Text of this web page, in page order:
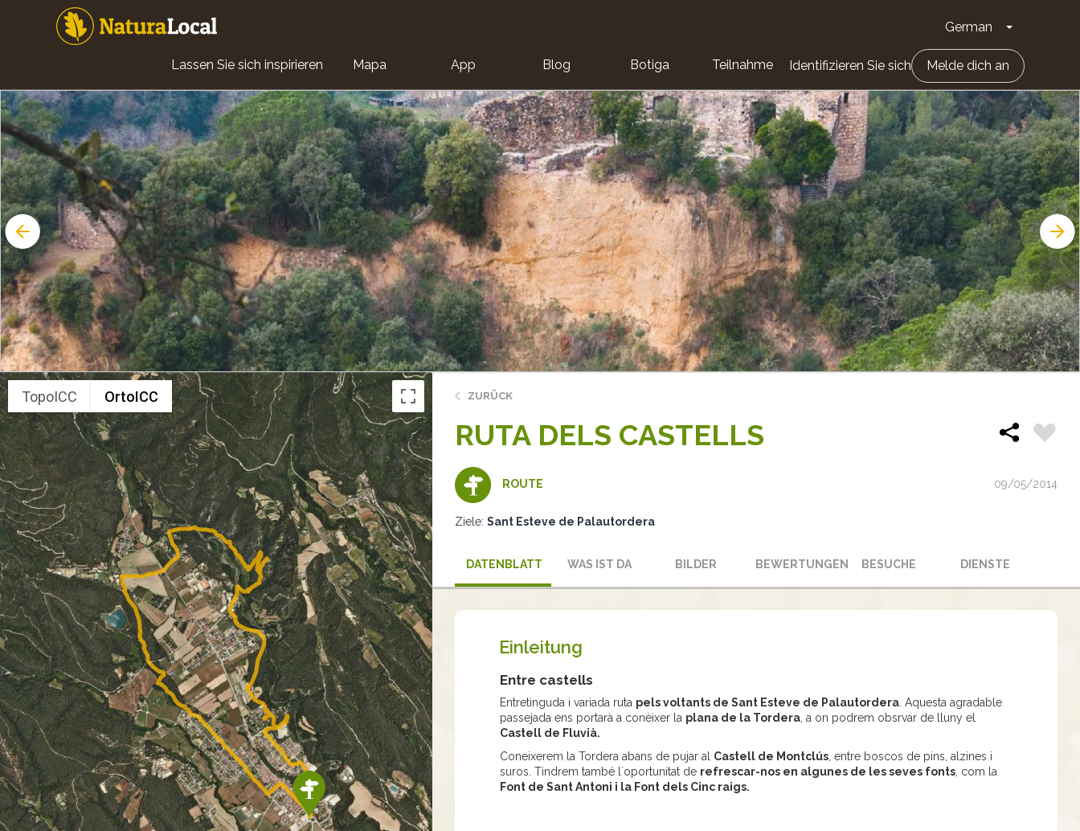
German Dropdown-
Main
navigation
Lassen Sie sich inspirieren Mapa App Blog Botiga Teilnahme Identifizieren Sie sich Melde dich an
TopoICC OrtoICC ZURÜCK
RUTA DELS CASTELLS
ROUTE 09/05/2014
Ziele: Sant Esteve de Palautordera
DATENBLATT WAS IST DA BILDER BEWERTUNGEN BESUCHE DIENSTE
Einleitung
Entre castells
Entretinguda i variada ruta pels voltants de Sant Esteve de Palautordera. Aquesta agradable
passejada ens portarà a conèixer la plana de la Tordera, a on podrem obsrvar de lluny el
Castell de Fluvià.
Coneixerem la Tordera abans de pujar al Castell de Montclús, entre boscos de pins, alzines i
suros. Tindrem també l´oportunitat de refrescar-nos en algunes de les seves fonts, com la
Font de Sant Antoni i la Font dels Cinc raigs.